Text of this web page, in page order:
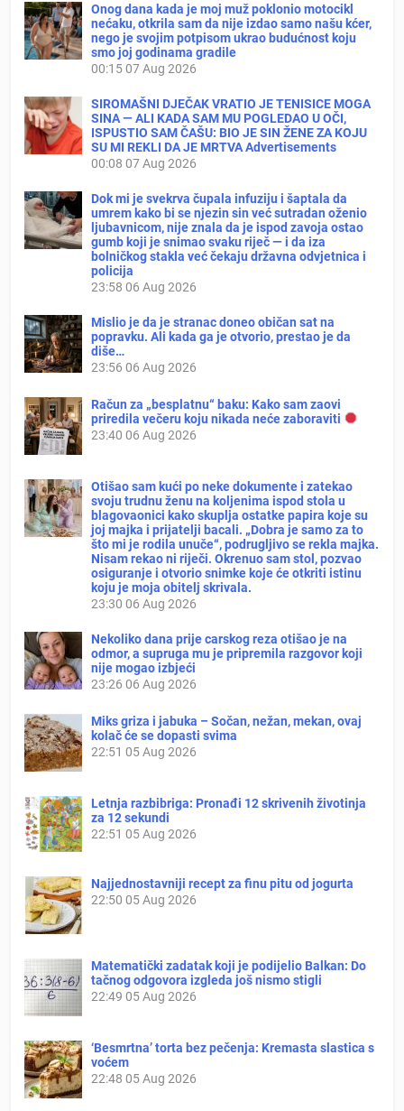
Onog dana kada je moj muž poklonio motocikl
nećaku, otkrila sam da nije izdao samo našu kćer,
nego je svojim potpisom ukrao budućnost koju
smo joj godinama gradile
00:1507 Aug 2026
SIROMAŠNI DJEČAK VRATIO JE TENISICE MOGA
SINA — ALI KADA SAM MU POGLEDAO U OČI,
ISPUSTIO SAM ČAŠU: BIO JE SIN ŽENE ZA KOJU
SU MI REKLI DA JE MRTVA Advertisements
00:08 07 Aug 2026
Dok mi je svekrva čupala infuziju i šaptala da
umrem kako bi se njezin sin već sutradan oženio
ljubavnicom, nije znala da je ispod zavoja ostao
gumb koji je snimao svaku riječ — i da iza
bolničkog stakla već čekaju državna odvjetnica i
policija
23:58 06 Aug 2026
Mislio je da je stranac doneo običan sat na
popravku. Ali kada ga je otvorio, prestao je da
diše…
23:56 06 Aug 2026
Račun za „besplatnu“ baku: Kako sam zaovi
priredila večeru koju nikada neće zaboraviti
23:40 06 Aug 2026
Otišao sam kući po neke dokumente i zatekao
svoju trudnu ženu na koljenima ispod stola u
blagovaonici kako skuplja ostatke papira koje su
joj majka i prijatelji bacali. „Dobra je samo za to
što mi je rodila unuče“, podrugljivo se rekla majka.
Nisam rekao ni riječi. Okrenuo sam stol, pozvao
osiguranje i otvorio snimke koje će otkriti istinu
koju je moja obitelj skrivala.
23:30 06 Aug 2026
Nekoliko dana prije carskog reza otišao je na
odmor, a supruga mu je pripremila razgovor koji
nije mogao izbjeći
23:26 06 Aug 2026
Miks griza i jabuka – Sočan, nežan, mekan, ovaj
kolač će se dopasti svima
22:51 05 Aug 2026
Letnja razbibriga: Pronađi 12 skrivenih životinja
za 12 sekundi
22:51 05 Aug 2026
Najjednostavniji recept za finu pitu od jogurta
22:50 05 Aug 2026
Matematički zadatak koji je podijelio Balkan: Do
tačnog odgovora izgleda još nismo stigli
22:49 05 Aug 2026
‘Besmrtna’ torta bez pečenja: Kremasta slastica s
voćem
22:48 05 Aug 2026